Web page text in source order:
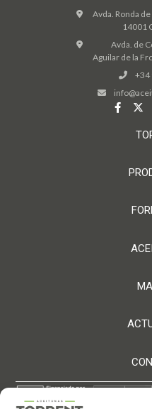
Avda. Ronda de
14001
Avda. de
Aguilar de la
+34